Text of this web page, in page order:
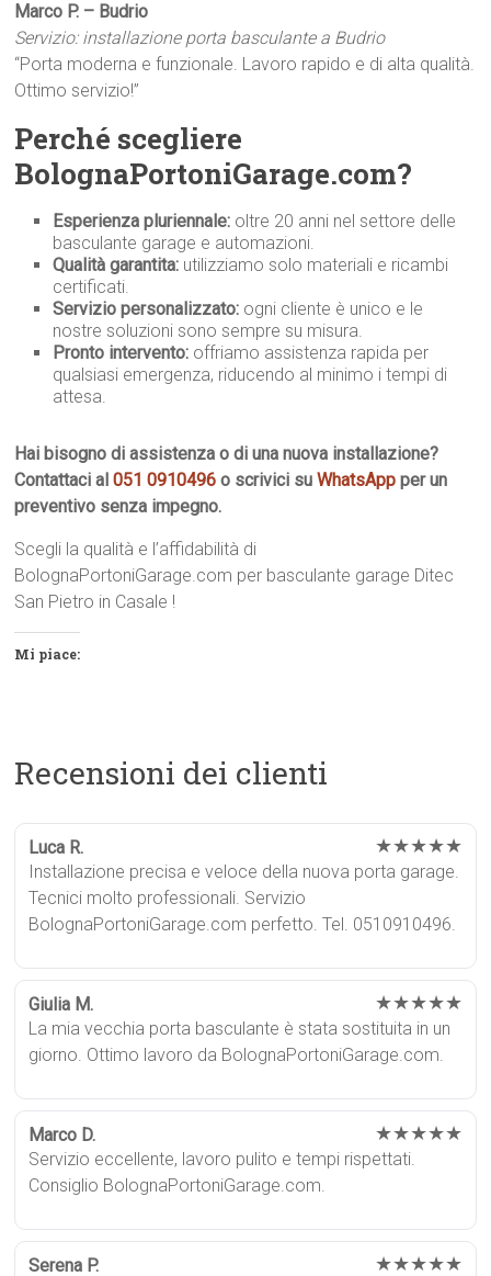
Marco P. – Budrio
Servizio: installazione porta basculante a Budrio
“Porta moderna e funzionale. Lavoro rapido e di alta qualità.
Ottimo servizio!”
Perché scegliere
BolognaPortoniGarage.com?
Esperienza pluriennale: oltre 20 anni nel settore delle
basculante garage e automazioni.
Qualità garantita: utilizziamo solo materiali e ricambi
certificati.
Servizio personalizzato: ogni cliente è unico e le
nostre soluzioni sono sempre su misura.
Pronto intervento: offriamo assistenza rapida per
qualsiasi emergenza, riducendo al minimo i tempi di
attesa.
Hai bisogno di assistenza o di una nuova installazione?
Contattaci al051 0910496 o scrivici suWhatsApp per un
preventivo senza impegno.
Scegli la qualità e l’affidabilità di
BolognaPortoniGarage.com per basculante garage Ditec
San Pietro in Casale !
Mi piace:
Recensioni dei clienti
Luca R. ★★★★★
Installazione precisa e veloce della nuova porta garage.
Tecnici molto professionali. Servizio
BolognaPortoniGarage.com perfetto. Tel. 0510910496.
Giulia M. ★★★★★
La mia vecchia porta basculante è stata sostituita in un
giorno. Ottimo lavoro da BolognaPortoniGarage.com.
Marco D. ★★★★★
Servizio eccellente, lavoro pulito e tempi rispettati.
Consiglio BolognaPortoniGarage.com.
Serena P. ★★★★★